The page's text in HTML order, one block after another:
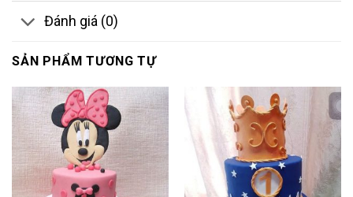
Đánh giá (0)
SẢN PHẨM TƯƠNG TỰ